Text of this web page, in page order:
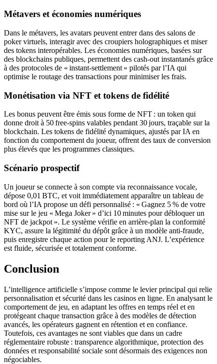
Métavers et économies numériques
Dans le métavers, les avatars peuvent entrer dans des salons de
poker virtuels, interagir avec des croupiers holographiques et miser
des tokens interopérables. Les économies numériques, basées sur
des blockchains publiques, permettent des cash‑out instantanés grâce
à des protocoles de « instant‑settlement » pilotés par l’IA qui
optimise le routage des transactions pour minimiser les frais.
Monétisation via NFT et tokens de fidélité
Les bonus peuvent être émis sous forme de NFT : un token qui
donne droit à 50 free‑spins valables pendant 30 jours, traçable sur la
blockchain. Les tokens de fidélité dynamiques, ajustés par IA en
fonction du comportement du joueur, offrent des taux de conversion
plus élevés que les programmes classiques.
Scénario prospectif
Un joueur se connecte à son compte via reconnaissance vocale,
dépose 0,01 BTC, et voit immédiatement apparaître un tableau de
bord où l’IA propose un défi personnalisé : « Gagnez 5 % de votre
mise sur le jeu « Mega Joker » d’ici 10 minutes pour débloquer un
NFT de jackpot ». Le système vérifie en arrière‑plan la conformité
KYC, assure la légitimité du dépôt grâce à un modèle anti‑fraude,
puis enregistre chaque action pour le reporting ANJ. L’expérience
est fluide, sécurisée et totalement conforme.
Conclusion
L’intelligence artificielle s’impose comme le levier principal qui relie
personnalisation et sécurité dans les casinos en ligne. En analysant le
comportement de jeu, en adaptant les offres en temps réel et en
protégeant chaque transaction grâce à des modèles de détection
avancés, les opérateurs gagnent en rétention et en confiance.
Toutefois, ces avantages ne sont viables que dans un cadre
réglementaire robuste : transparence algorithmique, protection des
données et responsabilité sociale sont désormais des exigences non
négociables.